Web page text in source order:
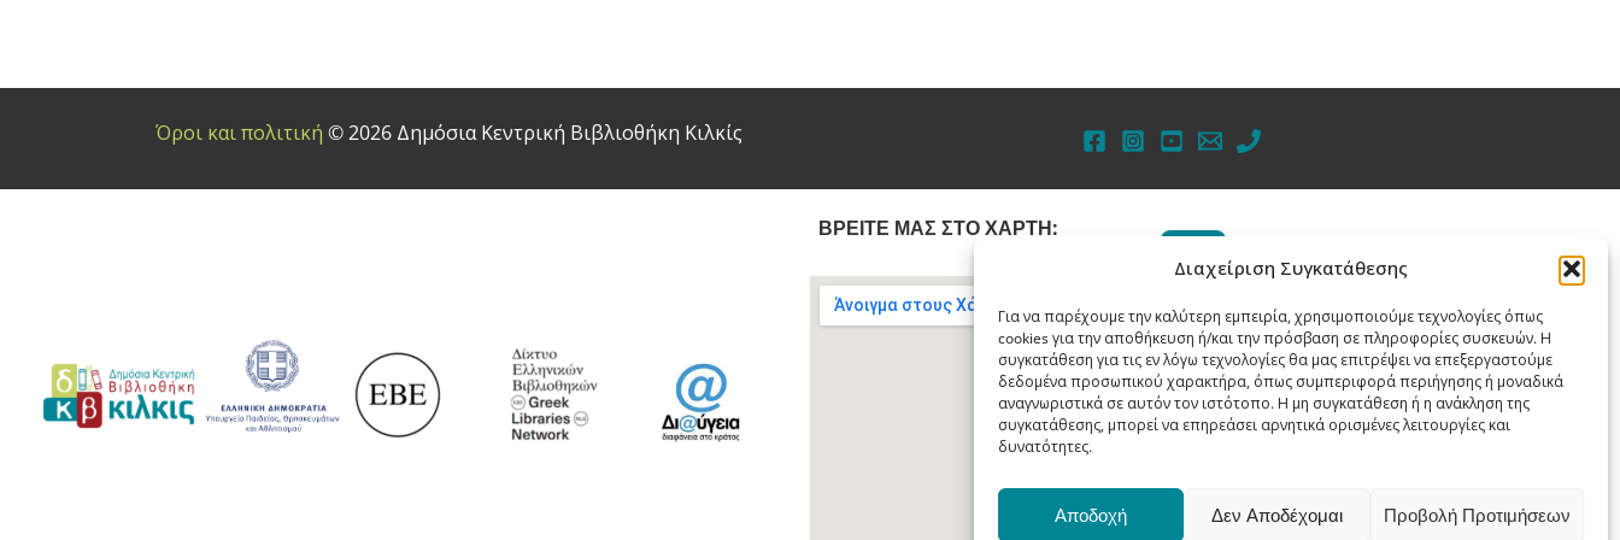
Διαχείριση Συγκατάθεσης
Για να παρέχουμε την καλύτερη εμπειρία, χρησιμοποιούμε τεχνολογίες όπως
cookies για την αποθήκευση ή/και την πρόσβαση σε πληροφορίες συσκευών. Η
συγκατάθεση για τις εν λόγω τεχνολογίες θα μας επιτρέψει να επεξεργαστούμε
δεδομένα προσωπικού χαρακτήρα, όπως συμπεριφορά περιήγησης ή μοναδικά
αναγνωριστικά σε αυτόν τον ιστότοπο. Η μη συγκατάθεση ή η ανάκληση της
συγκατάθεσης, μπορεί να επηρεάσει αρνητικά ορισμένες λειτουργίες και
δυνατότητες.
Αποδοχή Δεν Αποδέχομαι Προβολή Προτιμήσεων
Όροι και πολιτική © 2026 Δημόσια Κεντρική Βιβλιοθήκη Κιλκίς
ΒΡΕΙΤΕ ΜΑΣ ΣΤΟ ΧΑΡΤΗ:
εξυπηρέτησης κοινού
Δευτέρα: 08:00-15:30
Τρίτη: 08:00-15:30
Τετάρτη: 08:00-15:30
Στοιχεία επικοινωνίας
Δημόσια Κεντρική
Βιβλιοθήκη Κιλκίς
Ελ. Βενιζέλου - Δημοτικός
Κήπος
2341076338 & 2341076339